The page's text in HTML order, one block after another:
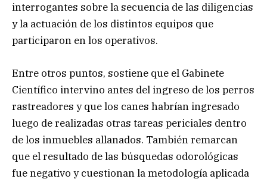
interrogantes sobre la secuencia de las diligencias
y la actuación de los distintos equipos que
participaron en los operativos.
Entre otros puntos, sostiene que el Gabinete
Científico intervino antes del ingreso de los perros
rastreadores y que los canes habrían ingresado
luego de realizadas otras tareas periciales dentro
de los inmuebles allanados. También remarcan
que el resultado de las búsquedas odorológicas
fue negativo y cuestionan la metodología aplicada